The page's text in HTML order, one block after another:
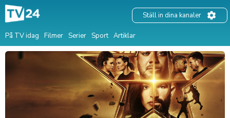
På TV idag Filmer Serier Sport Artiklar
Ställ in dina kanaler